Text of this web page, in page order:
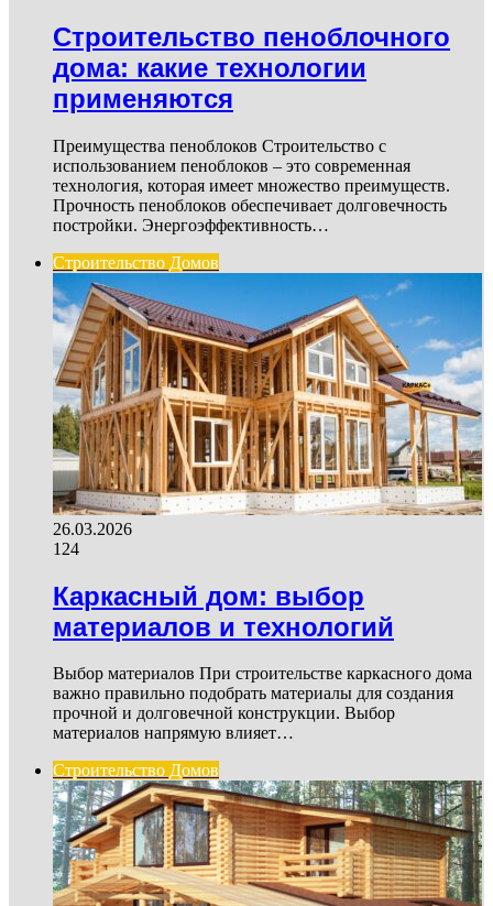
Строительство пеноблочного
дома: какие технологии
применяются
Преимущества пеноблоков Строительство с
использованием пеноблоков – это современная
технология, которая имеет множество преимуществ.
Прочность пеноблоков обеспечивает долговечность
постройки. Энергоэффективность…
Строительство Домов
26.03.2026
124
Каркасный дом: выбор
материалов и технологий
Выбор материалов При строительстве каркасного дома
важно правильно подобрать материалы для создания
прочной и долговечной конструкции. Выбор
материалов напрямую влияет…
Строительство Домов